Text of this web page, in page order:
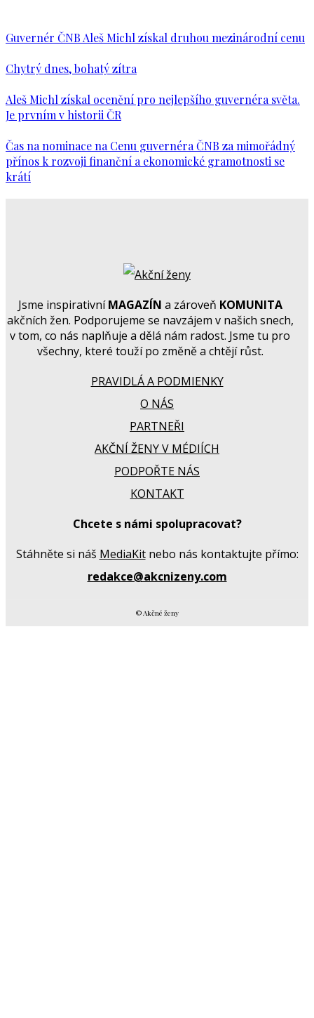
Guvernér ČNB Aleš Michl získal druhou mezinárodní cenu
Chytrý dnes, bohatý zítra
Aleš Michl získal ocenění pro nejlepšího guvernéra světa.
Je prvním v historii ČR
Čas na nominace na Cenu guvernéra ČNB za mimořádný
přínos k rozvoji finanční a ekonomické gramotnosti se
krátí
Jsme inspirativníMAGAZÍN a zároveň KOMUNITA
akčních žen. Podporujeme se navzájem v našich snech,
v tom, co nás naplňuje a dělá nám radost. Jsme tu pro
všechny, které touží po změně a chtějí růst.
PRAVIDLÁ A PODMIENKY
O NÁS
PARTNEŘI
AKČNÍ ŽENY V MÉDIÍCH
PODPOŘTE NÁS
KONTAKT
Chcete s námi spolupracovat?
Stáhněte si náš MediaKitnebo nás kontaktujte přímo:
redakce@akcnizeny.com
© Akčné ženy